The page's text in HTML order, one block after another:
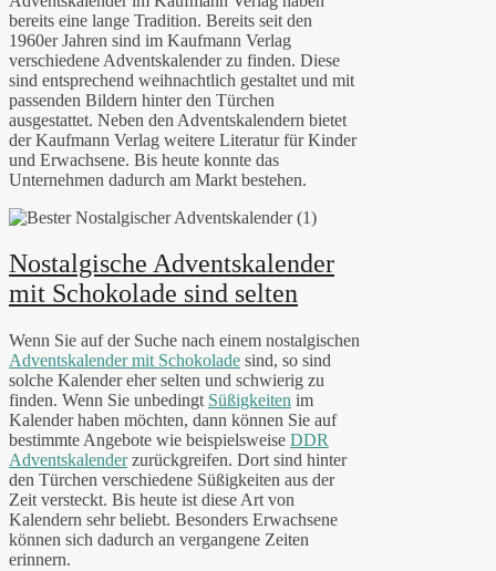
bereits eine lange Tradition. Bereits seit den
1960er Jahren sind im Kaufmann Verlag
verschiedene Adventskalender zu finden. Diese
sind entsprechend weihnachtlich gestaltet und mit
passenden Bildern hinter den Türchen
ausgestattet. Neben den Adventskalendern bietet
der Kaufmann Verlag weitere Literatur für Kinder
und Erwachsene. Bis heute konnte das
Unternehmen dadurch am Markt bestehen.
Nostalgische Adventskalender
mit Schokolade sind selten
Wenn Sie auf der Suche nach einem nostalgischen
Adventskalender mit Schokolade sind, so sind
solche Kalender eher selten und schwierig zu
finden. Wenn Sie unbedingt Süßigkeiten im
Kalender haben möchten, dann können Sie auf
bestimmte Angebote wie beispielsweise DDR
Adventskalenderzurückgreifen. Dort sind hinter
den Türchen verschiedene Süßigkeiten aus der
Zeit versteckt. Bis heute ist diese Art von
Kalendern sehr beliebt. Besonders Erwachsene
können sich dadurch an vergangene Zeiten
erinnern.